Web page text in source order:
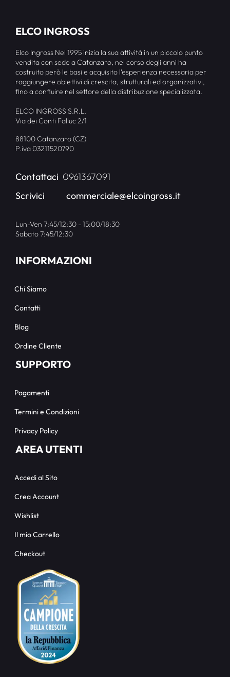
ELCO INGROSS
Elco Ingross Nel 1995 inizia la sua attività in un piccolo punto
vendita con sede a Catanzaro, nel corso degli anni ha
costruito però le basi e acquisito l’esperienza necessaria per
raggiungere obiettivi di crescita, strutturali ed organizzativi,
fino a confluire nel settore della distribuzione specializzata.
ELCO INGROSS S.R.L.
Via dei Conti Falluc 2/1
88100 Catanzaro (CZ)
P.iva 03211520790
Contattaci 0961367091
Scrivici
commerciale@elcoingross.it
Lun-Ven 7:45/12:30 - 15:00/18:30
Sabato 7:45/12:30
INFORMAZIONI
Chi Siamo
Contatti
Blog
Ordine Cliente
SUPPORTO
Pagamenti
Termini e Condizioni
Privacy Policy
AREA UTENTI
Accedi al Sito
Crea Account
Wishlist
Il mio Carrello
Checkout